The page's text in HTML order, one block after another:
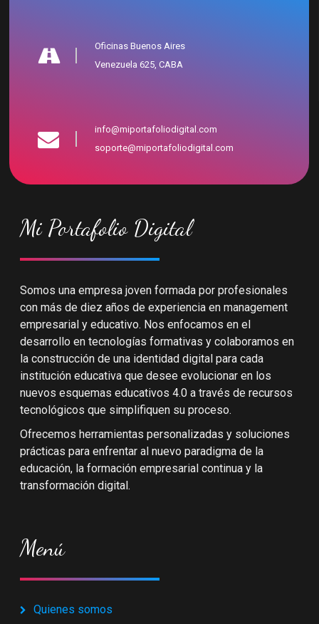
Oficinas Buenos Aires
Venezuela 625, CABA
info@miportafoliodigital.com
soporte@miportafoliodigital.com
Mi Portafolio Digital
Somos una empresa joven formada por profesionales
con más de diez años de experiencia en management
empresarial y educativo. Nos enfocamos en el
desarrollo en tecnologías formativas y colaboramos en
la construcción de una identidad digital para cada
institución educativa que desee evolucionar en los
nuevos esquemas educativos 4.0 a través de recursos
tecnológicos que simplifiquen su proceso.
Ofrecemos herramientas personalizadas y soluciones
prácticas para enfrentar al nuevo paradigma de la
educación, la formación empresarial continua y la
transformación digital.
Menú
Quienes somos